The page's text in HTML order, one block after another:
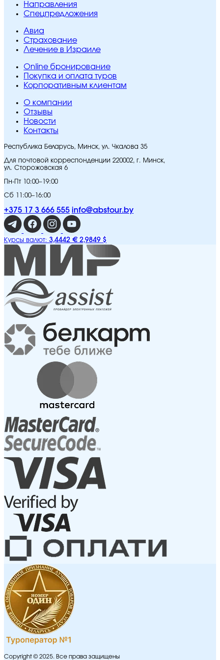
Направления
Спецпредложения
Авиа
Страхование
Лечение в Израиле
Online бронирование
Покупка и оплата туров
Корпоративным клиентам
O компании
Отзывы
Новости
Контакты
Республика Беларусь, Минск, ул. Чкалова 35
Для почтовой корреспонденции 220002, г. Минск,
ул. Сторожовская 6
Пн-Пт 10:00–19:00
Сб 11:00–16:00
+375 17 3 666 555 info@abstour.by
Курсы валют: 3,4442 € 2,9849 $
Copyright © 2025. Все права защищены